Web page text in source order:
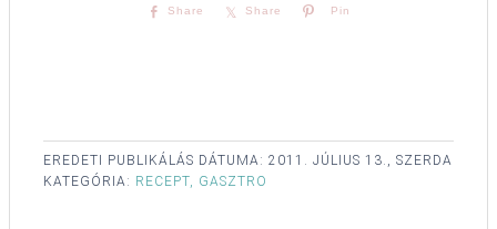
Share Share Pin
EREDETI PUBLIKÁLÁS DÁTUMA: 2011. JÚLIUS 13., SZERDA
KATEGÓRIA: RECEPT, GASZTRO